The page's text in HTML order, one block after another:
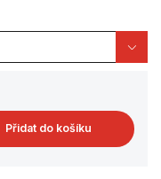
Přidat do košíku